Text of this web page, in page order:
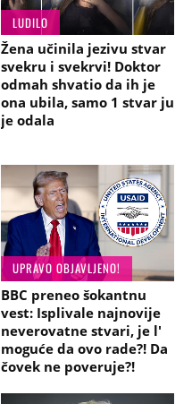
LUDILO
Žena učinila jezivu stvar
svekru i svekrvi! Doktor
odmah shvatio da ih je
ona ubila, samo 1 stvar ju
je odala
UPRAVO OBJAVLJENO!
BBC preneo šokantnu
vest: Isplivale najnovije
neverovatne stvari, je l'
moguće da ovo rade?! Da
čovek ne poveruje?!